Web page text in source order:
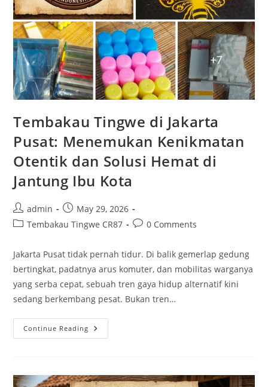
Tembakau Tingwe di Jakarta
Pusat: Menemukan Kenikmatan
Otentik dan Solusi Hemat di
Jantung Ibu Kota
Post
author:
admin
Post
published:
May 29, 2026
PostTembakau Tingwe CR87
Post0 Comments
Jakarta Pusat tidak pernah tidur. Di balik gemerlap gedung
bertingkat, padatnya arus komuter, dan mobilitas warganya
yang serba cepat, sebuah tren gaya hidup alternatif kini
sedang berkembang pesat. Bukan tren…
Continue Reading Tembakau
Tingwe
Kenikmatan